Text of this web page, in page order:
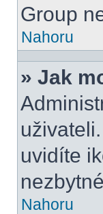
Group
Nahoru
» Jak
uvidíte
Nahoru